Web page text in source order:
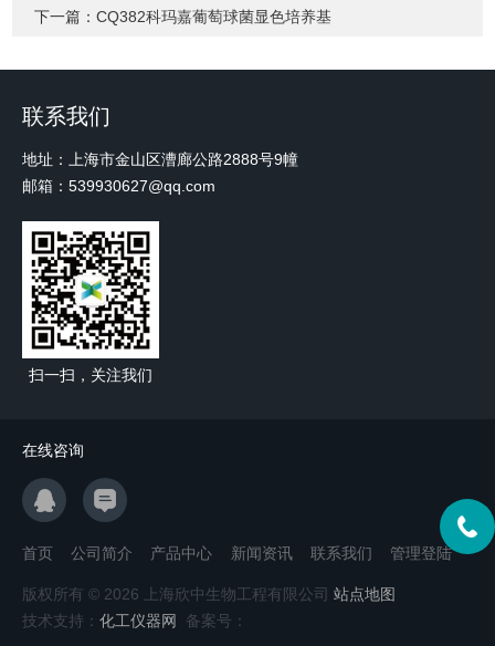
下一篇：CQ382科玛嘉葡萄球菌显色培养基
联系我们
地址：上海市金山区漕廊公路2888号9幢
邮箱：539930627@qq.com
扫一扫，关注我们
在线咨询
首页 公司简介 产品中心 新闻资讯 联系我们 管理登陆
版权所有 © 2026 上海欣中生物工程有限公司 站点地图
技术支持： 化工仪器网 备案号：